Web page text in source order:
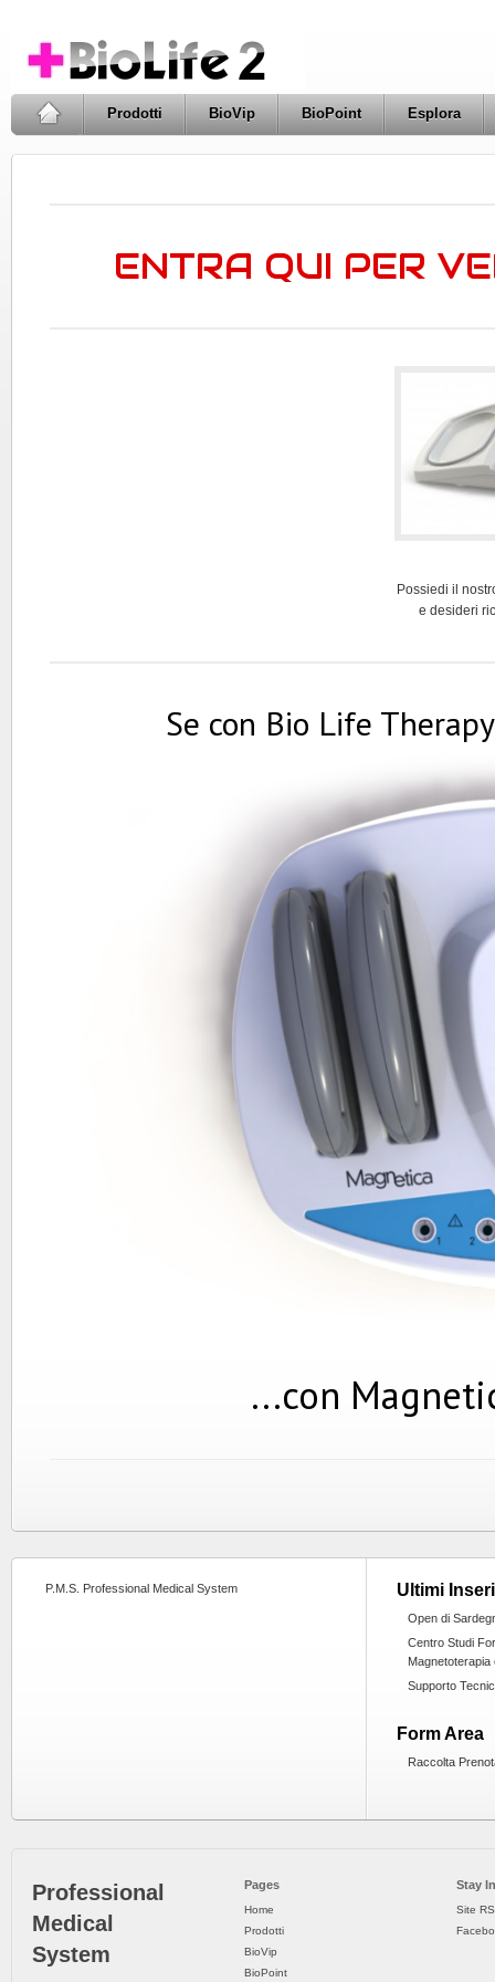
Prodotti BioVip BioPoint Esplora
ENTRA QUI PER
Possiedi il
e desideri
Se con Bio Life
...con
P.M.S. Professional Medical System Ultimi
Open di
Centro Studi
Magnetoterapia
Supporto
Form Area
Raccolta
Professional
Medical
System
Pages
Home
Prodotti
BioVip
BioPoint
Stay
Site